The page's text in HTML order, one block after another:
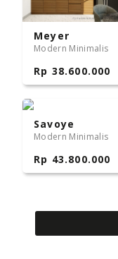
Meyer
Modern Minimalis
Rp 38.600.000
Savoye
Modern Minimalis
Rp 43.800.000